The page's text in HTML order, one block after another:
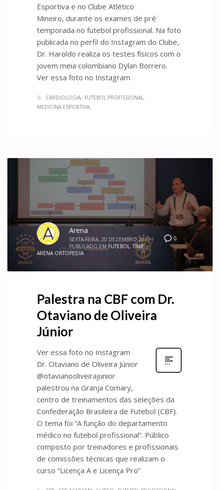
Esportiva e no Clube Atlético
Mineiro, durante os exames de pré
temporada no futebol profissional. Na foto
publicada no perfil do Instagram do Clube,
Dr. Haroldo realiza os testes físicos com o
jovem meia colombiano Dylan Borrero.
Ver essa foto no Instagram
CARDIOLOGIA
FUTEBOL PROFISSIONAL
MEDICINA ESPORTIVA
0
Arena
SEXTA-FEIRA, 20 DEZEMBRO 2019 /
PUBLICADO EM FUTEBOL ,TIME
ARENA ORTOPEDIA
Palestra na CBF com Dr.
Otaviano de Oliveira
Júnior
Ver essa foto no Instagram
Dr. Otaviano de Oliveira Júnior
@otavianooliveirajunior
palestrou na Granja Comary,
centro de treinamentos das seleções da
Confederação Brasileira de Futebol (CBF).
O tema foi “A função do departamento
médico no futebol profissional”. Público
composto por treinadores e profissionais
de comissões técnicas que realizam o
curso “Licença A e Licença Pro”